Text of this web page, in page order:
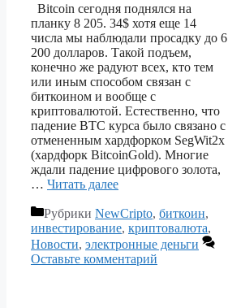
Bitcoin сегодня поднялся на
планку 8 205. 34$ хотя еще 14
числа мы наблюдали просадку до 6
200 долларов. Такой подъем,
конечно же радуют всех, кто тем
или иным способом связан с
биткоином и вообще с
криптовалютой. Естественно, что
падение BTC курса было связано с
отмененным хардфорком SegWit2x
(хардфорк BitcoinGold). Многие
ждали падение цифрового золота,
… Читать далее
Рубрики NewCripto, биткоин,
инвестирование, криптовалюта,
Новости, электронные деньги
Оставьте комментарий